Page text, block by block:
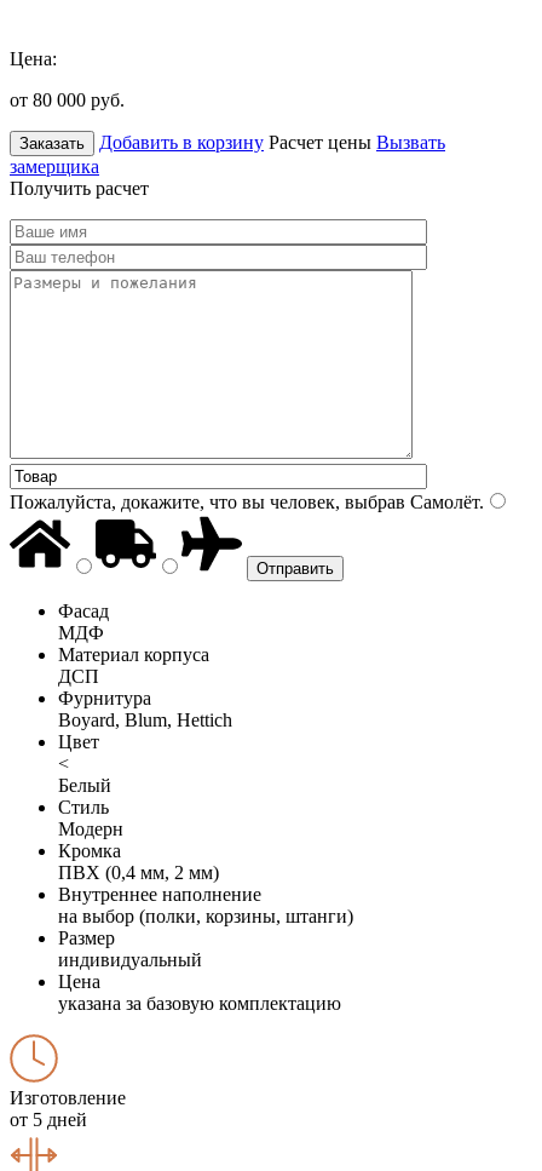
Цена:
от 80 000 руб.
Заказать Добавить в корзину Расчет цены Вызвать
замерщика
Получить расчет
Пожалуйста, докажите, что вы человек, выбрав Самолёт.
Фасад
МДФ
Материал корпуса
ДСП
Фурнитура
Boyard, Blum, Hettich
Цвет
<
Белый
Стиль
Модерн
Кромка
ПВХ (0,4 мм, 2 мм)
Внутреннее наполнение
на выбор (полки, корзины, штанги)
Размер
индивидуальный
Цена
указана за базовую комплектацию
Изготовление
от 5 дней